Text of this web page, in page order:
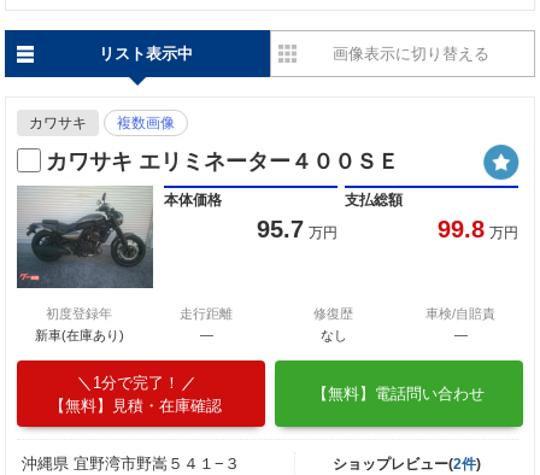
リスト表示中 画像表示に切り替える
カワサキ 複数画像
カワサキ エリミネーター４００ＳＥ
本体価格
95.7 万円
支払総額
99.8 万円
初度登録年
新車(在庫あり)
走行距離
―
修復歴
なし
車検/自賠責
―
1分で完了！
【無料】見積・在庫確認
【無料】電話問い合わせ
沖縄県 宜野湾市野嵩５４１−３
ショップレビュー(2件)